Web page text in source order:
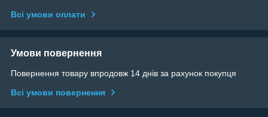
Всі умови оплати
Умови повернення
Повернення товару впродовж 14 днів за рахунок покупця
Всі умови повернення